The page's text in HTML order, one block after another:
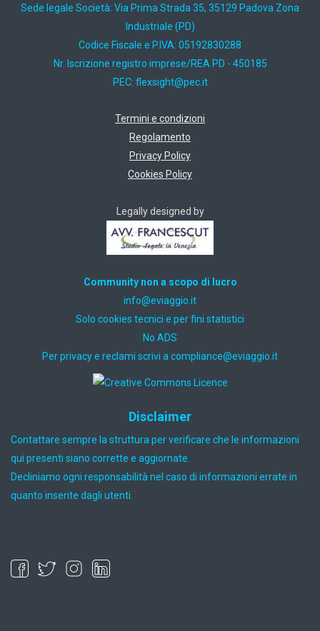
Sede legale Società: Via Prima Strada 35, 35129 Padova Zona
Industriale (PD)
Codice Fiscale e P.IVA: 05192830288
Nr. Iscrizione registro imprese/REA PD - 450185
PEC: ti.cep@thgisxelf
Termini e condizioni
Regolamento
Privacy Policy
Cookies Policy
Legally designed by
Community non a scopo di lucro
ti.oiggaive@ofni
Solo cookies tecnici e per fini statistici
No ADS
Per privacy e reclami scrivi a ti.oiggaive@ecnailpmoc
Disclaimer
Contattare sempre la struttura per verificare che le informazioni
qui presenti siano corrette e aggiornate.
Decliniamo ogni responsabilità nel caso di informazioni errate in
quanto inserite dagli utenti.